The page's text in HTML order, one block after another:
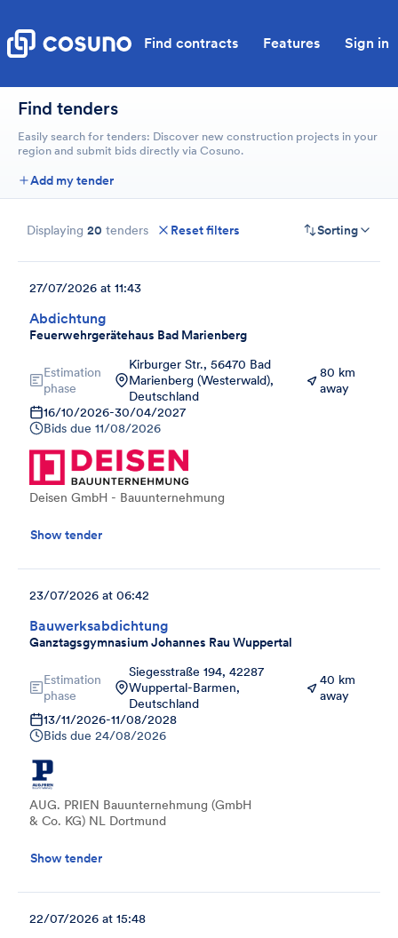
Find contracts Features Sign in
Find tenders
Easily search for tenders: Discover new construction projects in your
region and submit bids directly via Cosuno.
Add my tender
Displaying 20 tenders Reset filters Sorting
Abdichtung
Feuerwehrgerätehaus Bad Marienberg
27/07/2026 at 11:43
Estimation
phase
Kirburger Str., 56470 Bad
Marienberg (Westerwald),
Deutschland
80 km
away
16/10/2026-30/04/2027
Bids due 11/08/2026
Deisen GmbH - Bauunternehmung
Show tender
Bauwerksabdichtung
Ganztagsgymnasium Johannes Rau Wuppertal
23/07/2026 at 06:42
Estimation
phase
Siegesstraße 194, 42287
Wuppertal-Barmen,
Deutschland
40 km
away
13/11/2026-11/08/2028
Bids due 24/08/2026
AUG. PRIEN Bauunternehmung (GmbH
& Co. KG) NL Dortmund
Show tender
22/07/2026 at 15:48